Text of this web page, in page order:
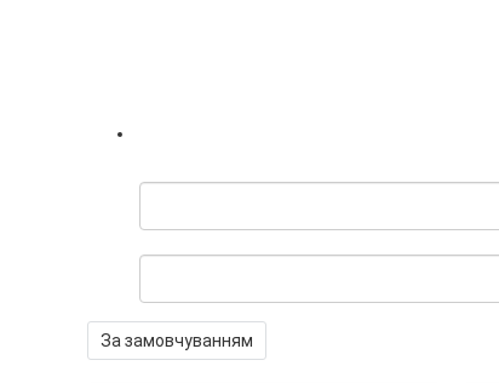
За замовчуванням